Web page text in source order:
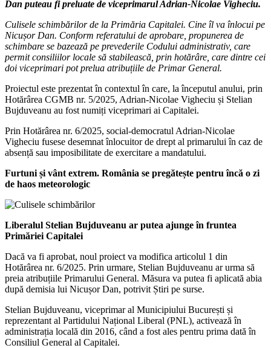
Dan puteau fi preluate de viceprimarul Adrian-Nicolae Vigheciu.
Culisele schimbărilor de la Primăria Capitalei. Cine îl va înlocui pe
Nicușor Dan. Conform referatului de aprobare, propunerea de
schimbare se bazează pe prevederile Codului administrativ, care
permit consiliilor locale să stabilească, prin hotărâre, care dintre cei
doi viceprimari pot prelua atribuțiile de Primar General.
Proiectul este prezentat în contextul în care, la începutul anului, prin
Hotărârea CGMB nr. 5/2025, Adrian-Nicolae Vigheciu și Stelian
Bujduveanu au fost numiți viceprimari ai Capitalei.
Prin Hotărârea nr. 6/2025, social-democratul Adrian-Nicolae
Vigheciu fusese desemnat înlocuitor de drept al primarului în caz de
absență sau imposibilitate de exercitare a mandatului.
Furtuni și vânt extrem. România se pregătește pentru încă o zi
de haos meteorologic
Liberalul Stelian Bujduveanu ar putea ajunge în fruntea
Primăriei Capitalei
Dacă va fi aprobat, noul proiect va modifica articolul 1 din
Hotărârea nr. 6/2025. Prin urmare, Stelian Bujduveanu ar urma să
preia atribuțiile Primarului General. Măsura va putea fi aplicată abia
după demisia lui Nicușor Dan, potrivit Știri pe surse.
Stelian Bujduveanu, viceprimar al Municipiului București și
reprezentant al Partidului Național Liberal (PNL), activează în
administrația locală din 2016, când a fost ales pentru prima dată în
Consiliul General al Capitalei.